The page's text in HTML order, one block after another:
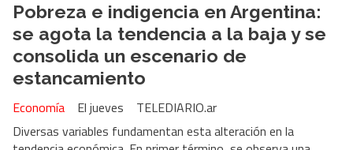
Pobreza e indigencia en Argentina:
se agota la tendencia a la baja y se
consolida un escenario de
estancamiento
TELEDIARIO.ar
Economía
El jueves
Diversas variables fundamentan esta alteración en la